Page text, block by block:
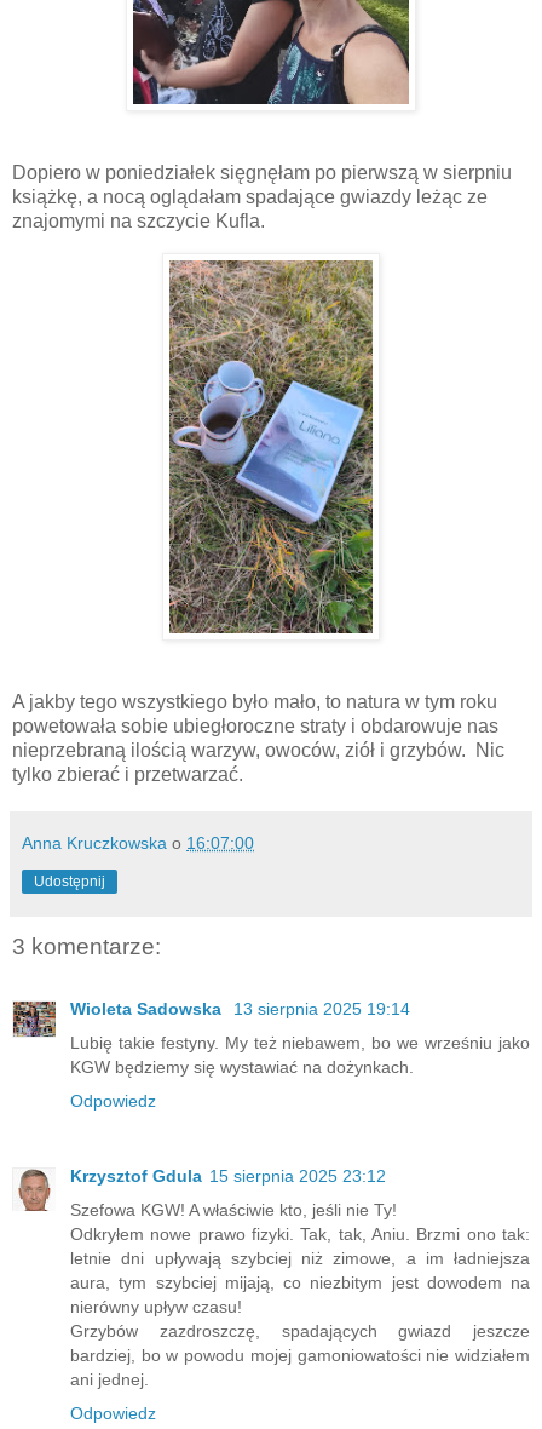
Dopiero w poniedziałek sięgnęłam po pierwszą w sierpniu
książkę, a nocą oglądałam spadające gwiazdy leżąc ze
znajomymi na szczycie Kufla.
A jakby tego wszystkiego było mało, to natura w tym roku
powetowała sobie ubiegłoroczne straty i obdarowuje nas
nieprzebraną ilością warzyw, owoców, ziół i grzybów.
Nic
tylko zbierać i przetwarzać.
Anna Kruczkowska o 16:07:00
Udostępnij
3 komentarze:
Wioleta Sadowska
13 sierpnia 2025 19:14
Lubię takie festyny. My też niebawem, bo we wrześniu jako
KGW będziemy się wystawiać na dożynkach.
Odpowiedz
Krzysztof Gdula 15 sierpnia 2025 23:12
Szefowa KGW! A właściwie kto, jeśli nie Ty!
Odkryłem nowe prawo fizyki. Tak, tak, Aniu. Brzmi ono tak:
letnie dni upływają szybciej niż zimowe, a im ładniejsza
aura, tym szybciej mijają, co niezbitym jest dowodem na
nierówny upływ czasu!
Grzybów zazdroszczę, spadających gwiazd jeszcze
bardziej, bo w powodu mojej gamoniowatości nie widziałem
ani jednej.
Odpowiedz